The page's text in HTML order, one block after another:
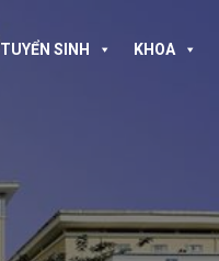
TUYỂN SINH KHOA